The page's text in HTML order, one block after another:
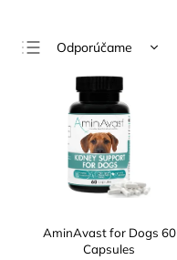
Odporúčame
Najlacnejšie
Najdrahšie
Najpredávanejšie
Abecedne
AminAvast for Dogs 60
Capsules